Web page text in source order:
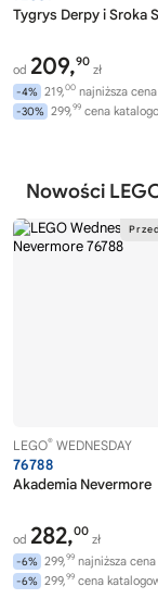
Tygrys Derpy i Sroka
od 209,90
zł
-4% 219,00 najniższa cena
-30% 299,99 cena
Nowości
LEGO® WEDNESDAY
76788
Akademia Nevermore
od 282,00
zł
-6% 299,99 najniższa cena
-6% 299,99 cena